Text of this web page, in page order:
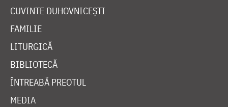
CUVINTE DUHOVNICEȘTI
FAMILIE
LITURGICĂ
BIBLIOTECĂ
ÎNTREABĂ PREOTUL
MEDIA